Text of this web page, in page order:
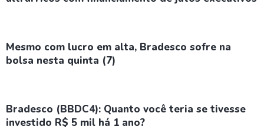
Mesmo com lucro em alta, Bradesco sofre na
bolsa nesta quinta (7)
Bradesco (BBDC4): Quanto você teria se tivesse
investido R$ 5 mil há 1 ano?